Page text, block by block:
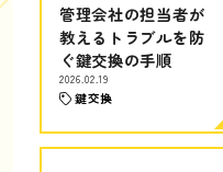
管理会社の担当者が
教えるトラブルを防
ぐ鍵交換の手順
2026.02.19
鍵交換